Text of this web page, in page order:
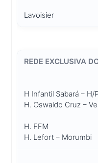
Lavoisier
H Infantil Sabará – H/
H. Oswaldo Cruz –
H. FFM
H. Lefort – Morumbi